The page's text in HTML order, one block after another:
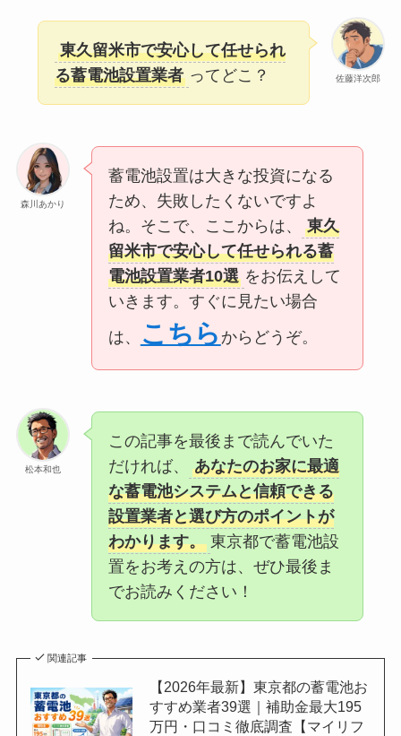
佐藤洋次郎
東久留米市で安心して任せられ
る蓄電池設置業者 ってどこ？
森川あかり
蓄電池設置は大きな投資になる
ため、失敗したくないですよ
ね。そこで、ここからは、
東久
留米市で安心して任せられる蓄
電池設置業者10選 をお伝えして
いきます。すぐに見たい場合
は、
こちら からどうぞ。
松本和也
この記事を最後まで読んでいた
だければ、
あなたのお家に最適
な蓄電池システムと信頼できる
設置業者と選び方のポイントが
わかります。 東京都で蓄電池設
置をお考えの方は、ぜひ最後ま
でお読みください！
関連記事
【2026年最新】東京都の蓄電池お
すすめ業者39選｜補助金最大195
万円・口コミ徹底調査【マイリフ